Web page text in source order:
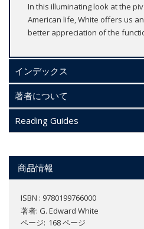
In this illuminating look at the
American life, White offers us
better appreciation of the
インデックス
著者について
Reading Guides
商品情報
ISBN : 9780199766000
著者: G. Edward White
ページ 168 ページ